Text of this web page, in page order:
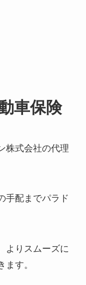
車保険
株式会社の代理
手配までパラド
よりスムーズに
す。